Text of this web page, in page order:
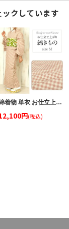
クしています
綿着物 単衣 お仕立上り 小紋 M サイズ 綿 チェック柄 ピンク 単品 日本製 きもの プレタ 洗える着物 女性 レディース
円(税込)